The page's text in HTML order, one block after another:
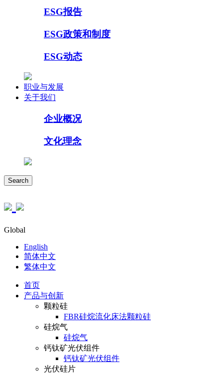
ESG报告
ESG政策和制度
ESG动态
职业与发展
关于我们
企业概况
文化理念
Search
Global
English
简体中文
繁体中文
首页
产品与创新
颗粒硅
FBR硅烷流化床法颗粒硅
硅烷气
硅烷气
钙钛矿光伏组件
钙钛矿光伏组件
光伏硅片